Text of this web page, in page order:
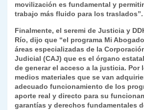
movilización es fundamental y
trabajo más fluido para los traslados”.
Finalmente, el seremi de Justicia y
Río, dijo que “el programa Mi
áreas especializadas de la
Judicial (CAJ) que es el órgano
de generar el acceso a la justicia. Por
medios materiales que se van
adecuado funcionamiento de los
aporte real y directo para su
garantías y derechos fundamentales